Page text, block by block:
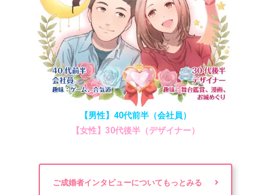
【男性】40代前半（会社員）
【女性】30代後半（デザイナー）
ご成婚者インタビューについてもっとみる